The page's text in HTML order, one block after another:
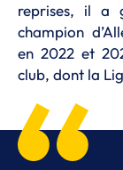
reprises, il a
champion
en 2022 et
club, dont la